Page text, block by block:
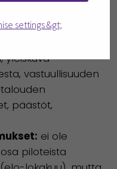
settings &gt;
yleiskuva
vastuullisuuden
päästöt,
ei ole
piloteista